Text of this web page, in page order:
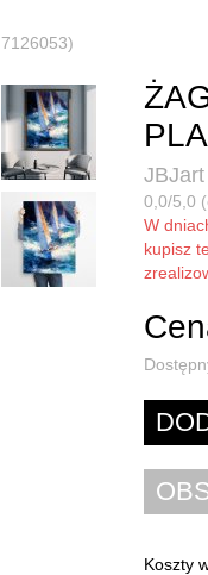
0,0/5,0
W
kupisz
Koszty